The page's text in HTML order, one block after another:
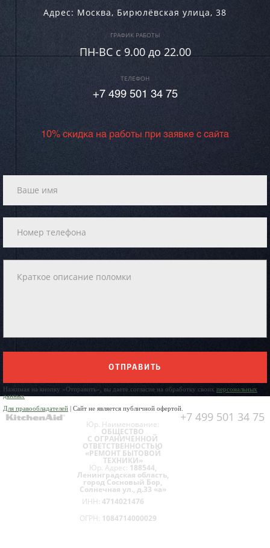
Адрес: Москва, Бирюлёвская улица, 38
ГРАФИК РАБОТЫ
ПН-ВC c 9.00 до 22.00
ТЕЛЕФОН
+7 499 501 34 75
10% скидка на работы при заявке с сайта
ОТПРАВИТЬ
Нажимая на кнопку «Отправить», вы даете согласие на обработку своих персональных
данных
Для правообладателей | Сайт не является публичной офертой.
+7 499 501 34 75
Юр. Наименование:
ОБЩЕСТВО
С ОГРАНИЧЕННОЙ
ОТВЕТСТВЕННОСТЬЮ
«РЕМОНТ БЫТОВОЙ
ТЕХНИКИ»
Юр. Адрес: 188544,
Ленинградская область,
город Сосновый Бор,
Солнечная ул., д.33 «а»
ИНН: 4714021476
ОГРН: 1084714000029